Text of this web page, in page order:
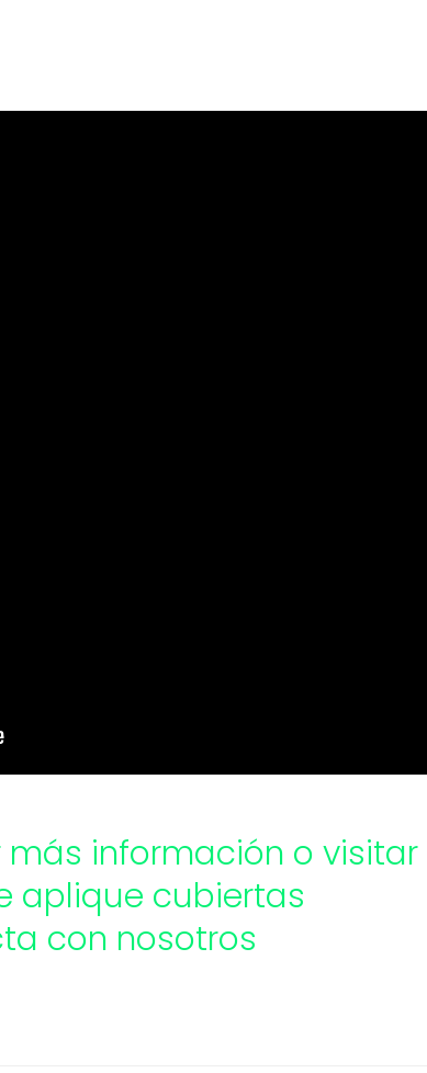
más información o visitar
aplique cubiertas
con nosotros